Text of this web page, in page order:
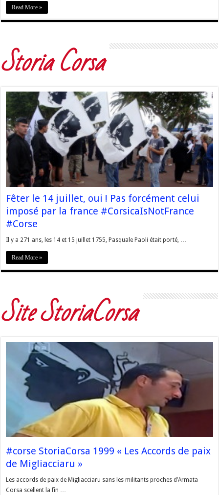
Read More »
Storia Corsa
Fêter le 14 juillet, oui ! Pas forcément celui
imposé par la france #CorsicaIsNotFrance
#Corse
Il y a 271 ans, les 14 et 15 juillet 1755, Pasquale Paoli était porté, …
Read More »
Site StoriaCorsa
#corse StoriaCorsa 1999 « Les Accords de paix
de Migliacciaru »
Les accords de paix de Migliacciaru sans les militants proches d’Armata
Corsa scellent la fin …